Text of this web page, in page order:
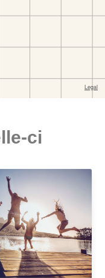
ci